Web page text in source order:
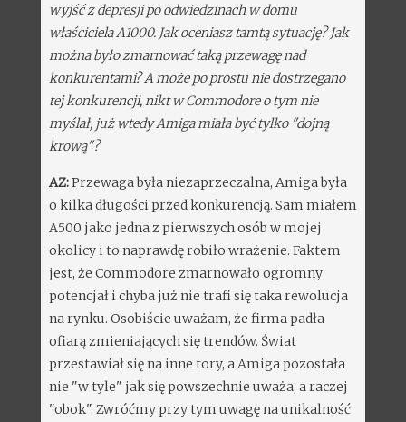
wyjść z depresji po odwiedzinach w domu
właściciela A1000. Jak oceniasz tamtą sytuację? Jak
można było zmarnować taką przewagę nad
konkurentami? A może po prostu nie dostrzegano
tej konkurencji, nikt w Commodore o tym nie
myślał, już wtedy Amiga miała być tylko "dojną
krową"?
AZ:Przewaga była niezaprzeczalna, Amiga była
o kilka długości przed konkurencją. Sam miałem
A500 jako jedna z pierwszych osób w mojej
okolicy i to naprawdę robiło wrażenie. Faktem
jest, że Commodore zmarnowało ogromny
potencjał i chyba już nie trafi się taka rewolucja
na rynku. Osobiście uważam, że firma padła
ofiarą zmieniających się trendów. Świat
przestawiał się na inne tory, a Amiga pozostała
nie "w tyle" jak się powszechnie uważa, a raczej
"obok". Zwróćmy przy tym uwagę na unikalność